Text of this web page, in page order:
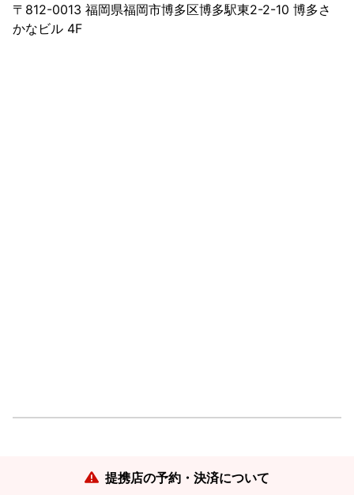
〒812-0013 福岡県福岡市博多区博多駅東2-2-10 博多さ
かなビル 4F
提携店の予約・決済について